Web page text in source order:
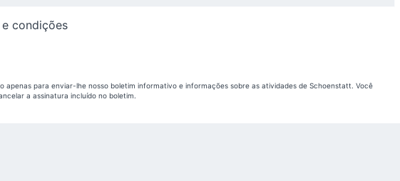
condições
apenas para enviar-lhe nosso boletim informativo e informações sobre as atividades de Schoenstatt. Você
a assinatura incluído no boletim.